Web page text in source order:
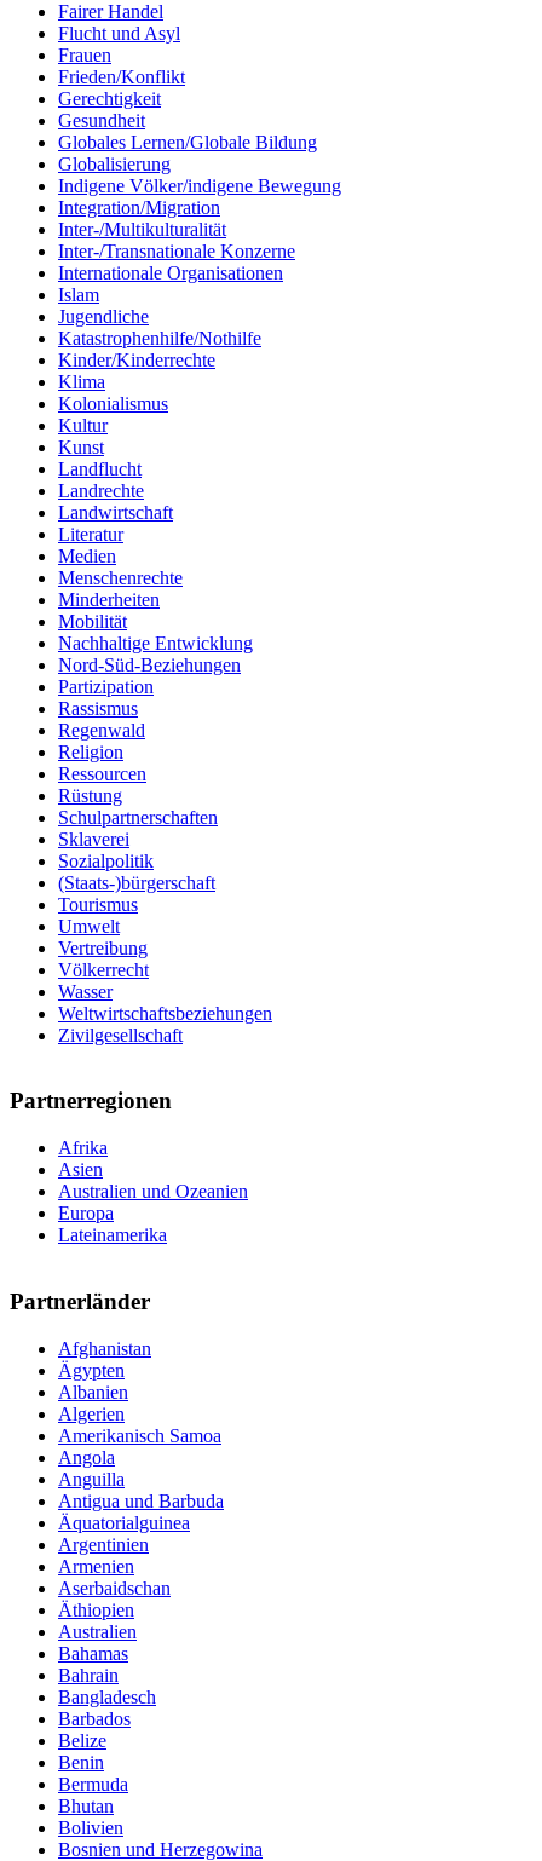
Fairer Handel
Flucht und Asyl
Frauen
Frieden/Konflikt
Gerechtigkeit
Gesundheit
Globales Lernen/Globale Bildung
Globalisierung
Indigene Völker/indigene Bewegung
Integration/Migration
Inter-/Multikulturalität
Inter-/Transnationale Konzerne
Internationale Organisationen
Islam
Jugendliche
Katastrophenhilfe/Nothilfe
Kinder/Kinderrechte
Klima
Kolonialismus
Kultur
Kunst
Landflucht
Landrechte
Landwirtschaft
Literatur
Medien
Menschenrechte
Minderheiten
Mobilität
Nachhaltige Entwicklung
Nord-Süd-Beziehungen
Partizipation
Rassismus
Regenwald
Religion
Ressourcen
Rüstung
Schulpartnerschaften
Sklaverei
Sozialpolitik
(Staats-)bürgerschaft
Tourismus
Umwelt
Vertreibung
Völkerrecht
Wasser
Weltwirtschaftsbeziehungen
Zivilgesellschaft
Partnerregionen
Afrika
Asien
Australien und Ozeanien
Europa
Lateinamerika
Partnerländer
Afghanistan
Ägypten
Albanien
Algerien
Amerikanisch Samoa
Angola
Anguilla
Antigua und Barbuda
Äquatorialguinea
Argentinien
Armenien
Aserbaidschan
Äthiopien
Australien
Bahamas
Bahrain
Bangladesch
Barbados
Belize
Benin
Bermuda
Bhutan
Bolivien
Bosnien und Herzegowina